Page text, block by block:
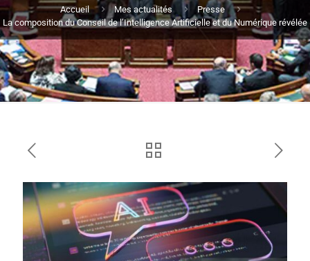
Accueil Mes actualités
Presse
La composition du Conseil de l’Intelligence Artificielle et du Numérique révélée